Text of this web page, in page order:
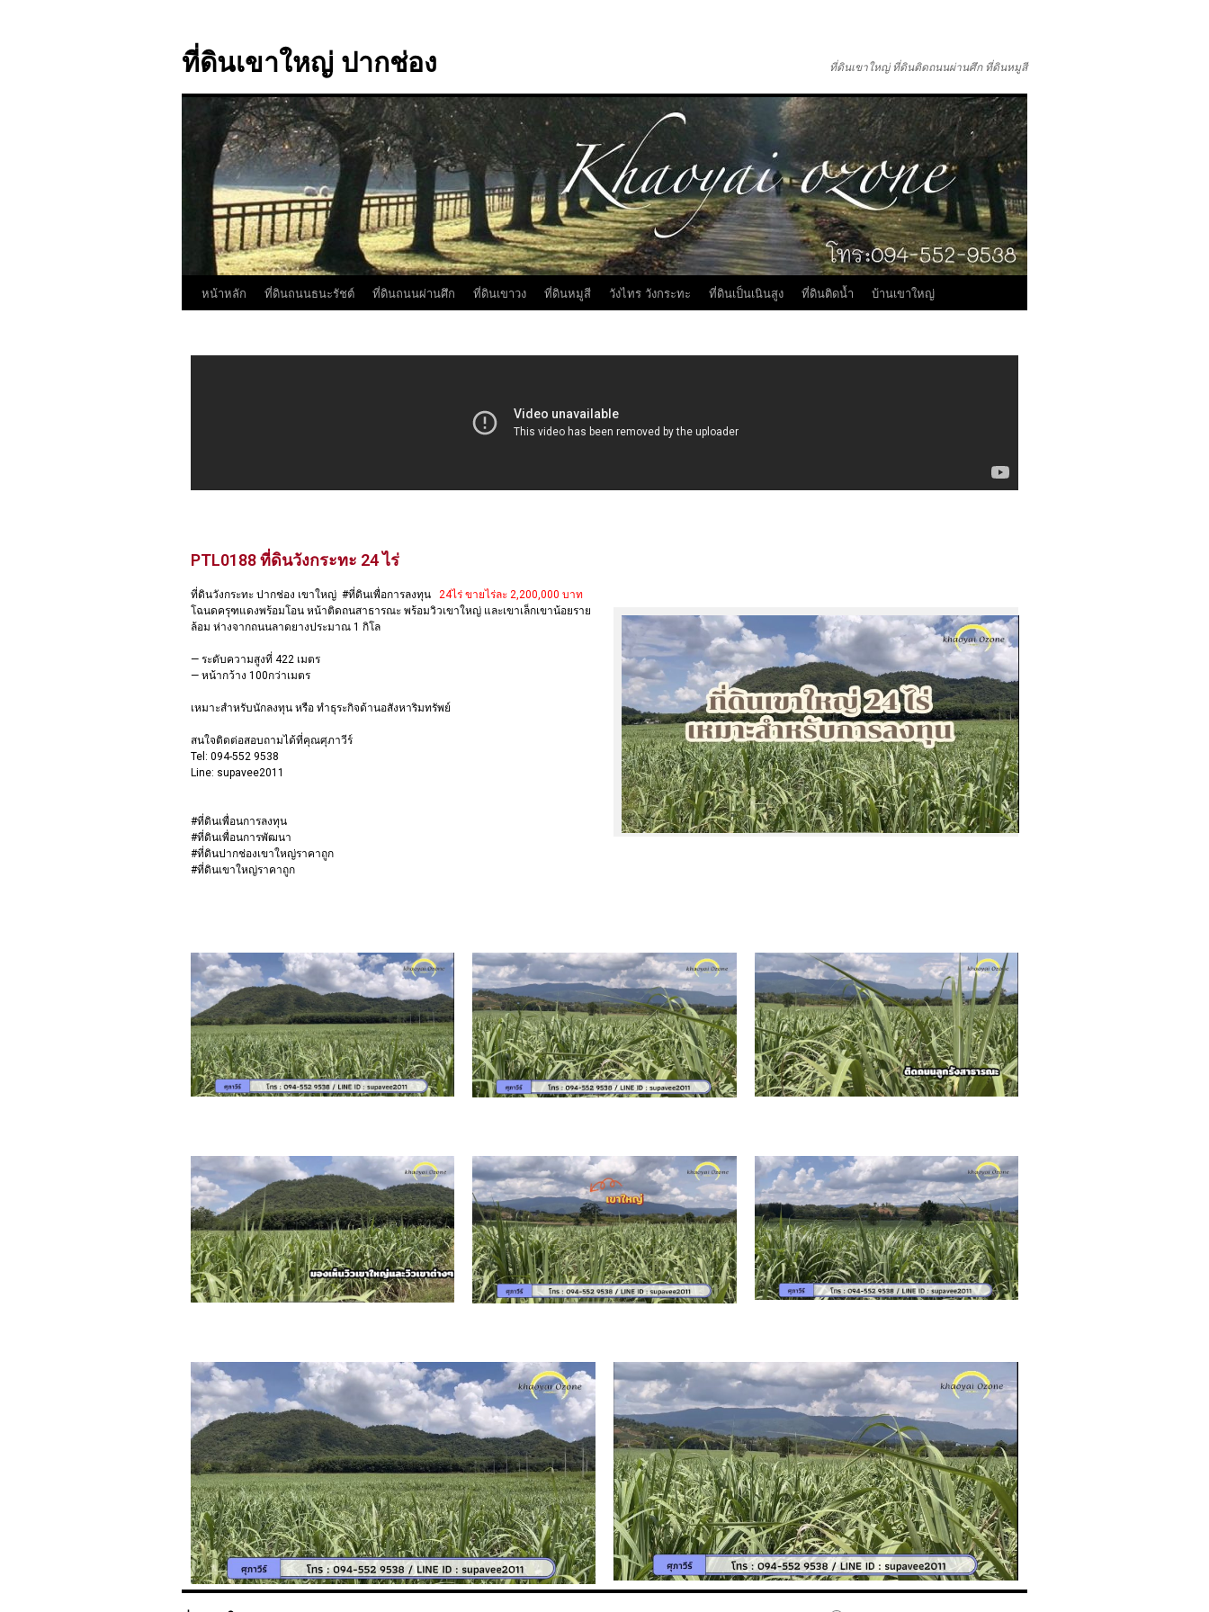
ที่ดินเขาใหญ่ ปากช่อง ที่ดินเขาใหญ่ ที่ดินติดถนนผ่านศึก ที่ดินหมูสี
หน้าหลัก ที่ดินถนนธนะรัชต์ ที่ดินถนนผ่านศึก ที่ดินเขาวง ที่ดินหมูสี วังไทร วังกระทะ ที่ดินเป็นเนินสูง ที่ดินติดน้ำ บ้านเขาใหญ่
PTL0188 ที่ดินวังกระทะ 24 ไร่
ที่ดินวังกระทะ ปากช่อง เขาใหญ่ #ที่ดินเพื่อการลงทุน
24ไร่ ขายไร่ละ 2,200,000 บาท
โฉนดครุฑแดงพร้อมโอน หน้าติดถนสาธารณะ พร้อมวิวเขาใหญ่ และเขาเล็กเขาน้อยราย
ล้อม ห่างจากถนนลาดยางประมาณ 1 กิโล
— ระดับความสูงที่ 422 เมตร
— หน้ากว้าง 100กว่าเมตร
เหมาะสำหรับนักลงทุน หรือ ทำธุระกิจด้านอสังหาริมทรัพย์
สนใจติดต่อสอบถามได้ที่คุณศุภาวีร์
Tel: 094-552 9538
Line: supavee2011
#ที่ดินเพื่อนการลงทุน
#ที่ดินเพื่อนการพัฒนา
#ที่ดินปากช่องเขาใหญ่ราคาถูก
#ที่ดินเขาใหญ่ราคาถูก